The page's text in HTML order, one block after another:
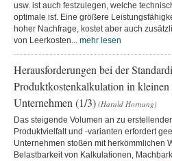
usw. ist auch festzulegen, welche
optimale ist. Eine größere
hoher Nachfrage, kostet aber auch
von Leerkosten... mehr lesen
Herausforderungen bei der
Produktkostenkalkulation in kleinen
Unternehmen (1/3) (Harald Hornung)
Das steigende Volumen an zu
Produktvielfalt und -varianten erfordert
Unternehmen stoßen mit herkömmlichen
Belastbarkeit von Kalkulationen,